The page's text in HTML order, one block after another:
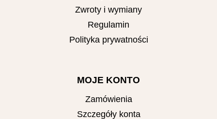
Zwroty i wymiany
Regulamin
Polityka prywatności
MOJE KONTO
Zamówienia
Szczegóły konta